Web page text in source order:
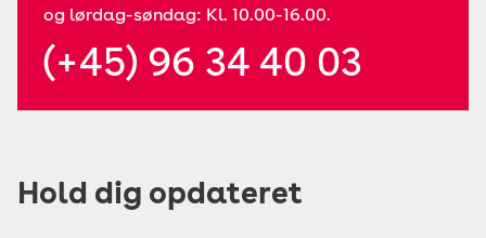
og lørdag-søndag: Kl. 10.00-16.00.
(+45) 96 34 40 03
Hold dig opdateret